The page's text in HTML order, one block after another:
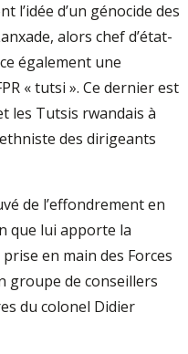
l’idée d’un génocide des
alors chef d’état-
également une
« tutsi ». Ce dernier est
les Tutsis rwandais à
des dirigeants
de l’effondrement en
que lui apporte la
en main des Forces
groupe de conseillers
du colonel Didier